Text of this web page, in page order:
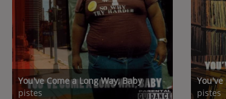
You've Come a Long Way, Baby
pistes
You've
pistes